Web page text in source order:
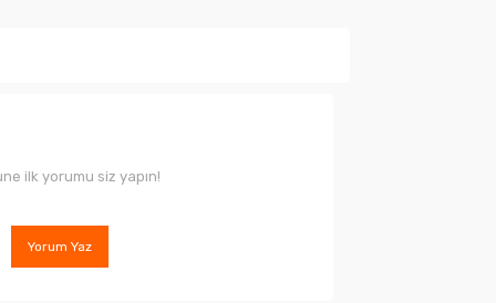
ilk yorumu siz yapın!
Yorum Yaz